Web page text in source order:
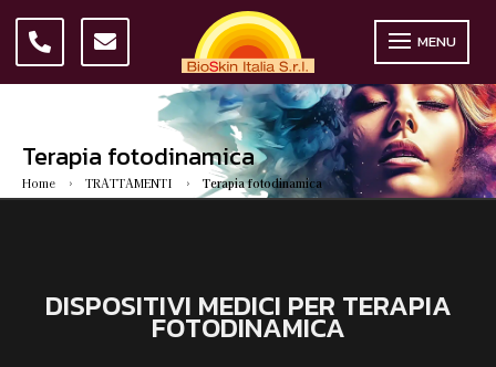
MENU
Terapia fotodinamica
Home 5 TRATTAMENTI 5 Terapia fotodinamica
DISPOSITIVI MEDICI PER TERAPIA
FOTODINAMICA